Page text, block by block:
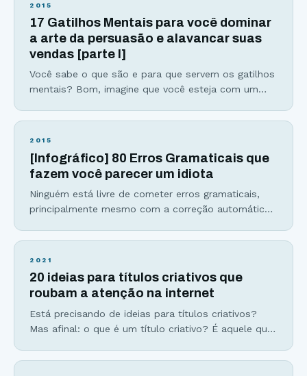
2015
17 Gatilhos Mentais para você dominar
a arte da persuasão e alavancar suas
vendas [parte I]
Você sabe o que são e para que servem os gatilhos
mentais? Bom, imagine que você esteja com um
e, aparentemente, está em dúvida sobre qual
você, mas nos instantes
2015
[Infográfico] 80 Erros Gramaticais que
fazem você parecer um idiota
Ninguém está livre de cometer erros gramaticais,
principalmente mesmo com a correção automática
erros de português mais graves e que, mesmo
para que você conquiste sua liberdade profissional
e também sua independência
2021
20 ideias para títulos criativos que
roubam a atenção na internet
Está precisando de ideias para títulos criativos?
Mas afinal: o que é um título criativo? É aquele que
poderosas palavras. A responsabilidade que pesa